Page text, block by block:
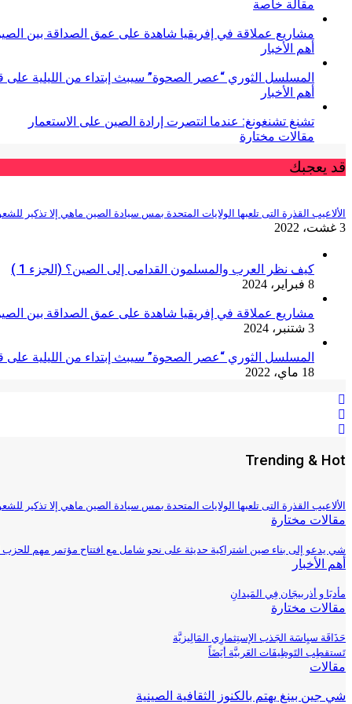
مقالة خاصة
مشاريع عملاقة في إفريقيا شاهدة على عمق الصداقة بين
أهم الأخبار
المسلسل الثوري “عصر الصحوة” سيبث إبتداء من الليلية على
أهم الأخبار
تشنغ تشنغونغ: عندما انتصرت إرادة الصين على الاستعمار
مقالات مختارة
قد يعجبك
الألاعيب القذرة التى تلعبها الولايات المتحدة بمس سيادة الصين ماهي إلا تذكير
3 غشت، 2022
كيف نظر العرب والمسلمون القدامى إلى الصين؟ (الجزء 1 )
8 فبراير، 2024
مشاريع عملاقة في إفريقيا شاهدة على عمق الصداقة بين
3 شتنبر، 2024
المسلسل الثوري “عصر الصحوة” سيبث إبتداء من الليلية على
18 ماي، 2022
Trending & Hot
الألاعيب القذرة التى تلعبها الولايات المتحدة بمس سيادة الصين ماهي إلا تذكير
مقالات مختارة
شي يدعو إلى بناء صين اشتراكية حديثة على نحو شامل مع افتتاح مؤتمر مهم
أهم الأخبار
مأدبَا و أذربيجَان فِي المَيدانِ
مقالات مختارة
حَذَاقَة سيِاسَة الجَذب الإستِثمارِي المَالِيزيَّة
تَستقطِب التَوظِيفَات العَربيَّة أيَضَاً
مقالات
شي جين بينغ يهتم بالكنوز الثقافية الصينية